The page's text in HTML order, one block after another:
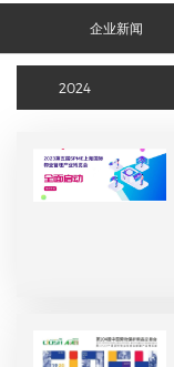
企业新闻
2024